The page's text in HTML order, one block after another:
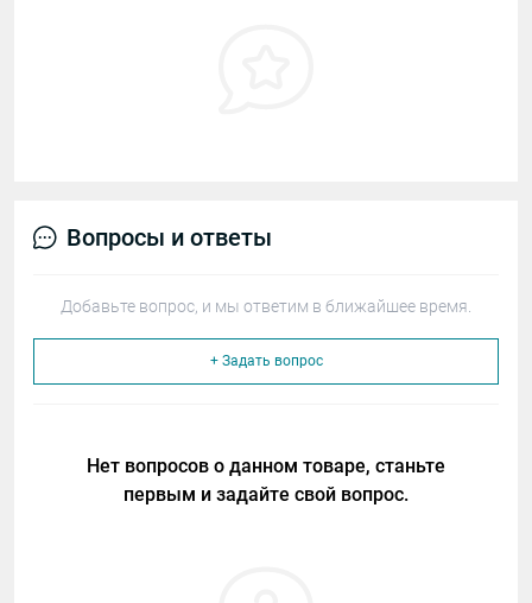
Вопросы и ответы
Добавьте вопрос, и мы ответим в ближайшее время.
+ Задать вопрос
Нет вопросов о данном товаре, станьте
первым и задайте свой вопрос.